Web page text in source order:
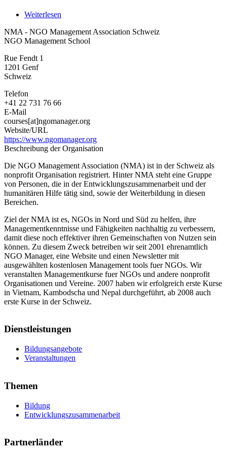
Weiterlesen
-
NGO
NMA - NGO Management Association Schweiz
NGO Management School
Rue Fendt 1
1201 Genf
Schweiz
Telefon
+41 22 731 76 66
E-Mail
courses[at]ngomanager.org
Website/URL
https://www.ngomanager.org
Beschreibung der Organisation
Die NGO Management Association (NMA) ist in der Schweiz als
nonprofit Organisation registriert. Hinter NMA steht eine Gruppe
von Personen, die in der Entwicklungszusammenarbeit und der
humanitären Hilfe tätig sind, sowie der Weiterbildung in diesen
Bereichen.
Ziel der NMA ist es, NGOs in Nord und Süd zu helfen, ihre
Managementkenntnisse und Fähigkeiten nachhaltig zu verbessern,
damit diese noch effektiver ihren Gemeinschaften von Nutzen sein
können. Zu diesem Zweck betreiben wir seit 2001 ehrenamtlich
NGO Manager, eine Website und einen Newsletter mit
ausgewählten kostenlosen Management tools fuer NGOs. Wir
veranstalten Managementkurse fuer NGOs und andere nonprofit
Organisationen und Vereine. 2007 haben wir erfolgreich erste Kurse
in Vietnam, Kambodscha und Nepal durchgeführt, ab 2008 auch
erste Kurse in der Schweiz.
Dienstleistungen
Bildungsangebote
Veranstaltungen
Themen
Bildung
Entwicklungszusammenarbeit
Partnerländer